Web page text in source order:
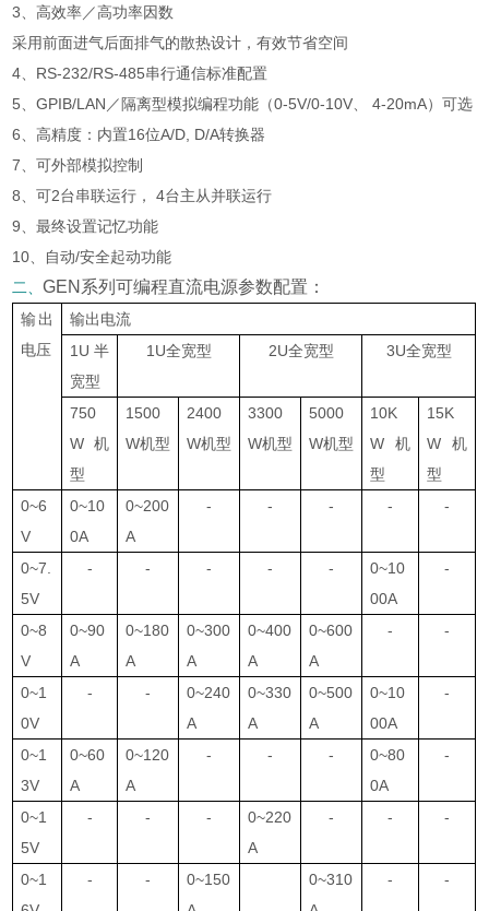
3、高效率／高功率因数
采用前面进气后面排气的散热设计，有效节省空间
4、RS-232/RS-485串行通信标准配置
5、GPIB/LAN／隔离型模拟编程功能（0-5V/0-10V、 4-20mA）可选
6、高精度：内置16位A/D, D/A转换器
7、可外部模拟控制
8、可2台串联运行， 4台主从并联运行
9、最终设置记忆功能
10、自动/安全起动功能
二、GEN系列可编程直流电源参数配置：
输出
电压
输出电流
1U半
宽型
1U全宽型 2U全宽型 3U全宽型
750
W机
型
1500
W机型
2400
W机型
3300
W机型
5000
W机型
10K
W机
型
15K
W机
型
0~6
V
0~10
0A
0~200
A
- - - - -
0~7.
5V
- - - - -
0~10
00A
-
0~8
V
0~90
A
0~180
A
0~300
A
0~400
A
0~600
A
- -
0~1
0V
- -
0~240
A
0~330
A
0~500
A
0~10
00A
-
0~1
3V
0~60
A
0~120
A
- - -
0~80
0A
-
0~1
5V
- - -
0~220
A
- - -
0~1
- -
0~150
0~310
- -